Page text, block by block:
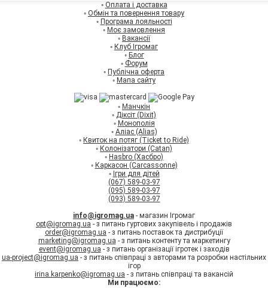
◦ Оплата і доставка
◦ Обмін та повернення товару
◦ Програма лояльності
◦ Моє замовлення
◦ Вакансії
◦ Клуб Ігромаг
◦ Блог
◦ Форум
◦ Публічна оферта
◦ Мапа сайту
◦ Манчкін
◦ Діксіт (Dixit)
◦ Монополія
◦ Аліас (Alias)
◦ Квиток на потяг (Ticket to Ride)
◦ Колонізатори (Catan)
◦ Hasbro (Хасбро)
◦ Каркасон (Carcassonne)
◦ Ігри для дітей
(067) 589-03-97
(095) 589-03-97
(093) 589-03-97
info@igromag.ua - магазин Ігромаг
opt@igromag.ua - з питань гуртових закупівель і продажів
order@igromag.ua - з питань поставок та дистрибуції
marketing@igromag.ua - з питань контенту та маркетингу
event@igromag.ua - з питань організації ігротек і заходів
ua-project@igromag.ua - з питань співпраці з авторами та розробки настільних
ігор
irina.karpenko@igromag.ua - з питань співпраці та вакансій
Ми працюємо: